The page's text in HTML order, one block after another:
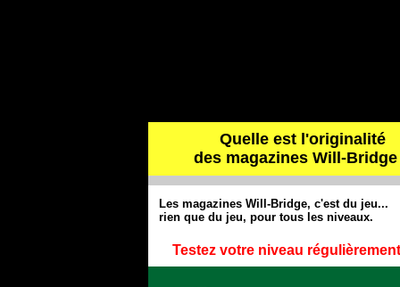
Quelle est l'originalité
des magazines Will-Bridge
Les magazines Will-Bridge, c'est du jeu...
rien que du jeu, pour tous les niveaux.
Testez votre niveau régulièrement